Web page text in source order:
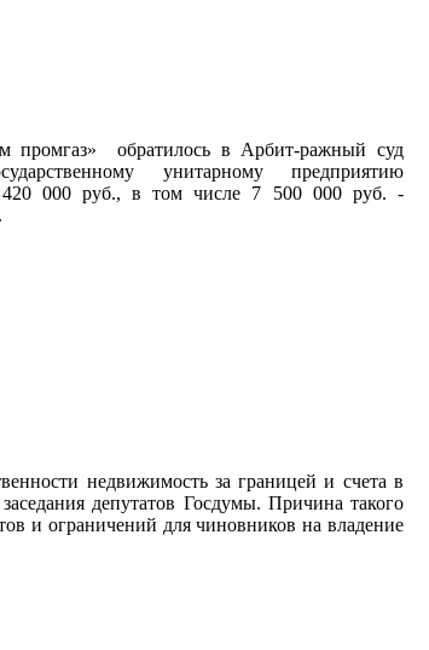
промгаз» обратилось в Арбит-ражный суд
унитарному предприятию
420 000 руб., в том числе 7 500 000 руб. -
недвижимость за границей и счета в
депутатов Госдумы. Причина такого
и ограничений для чиновников на владение